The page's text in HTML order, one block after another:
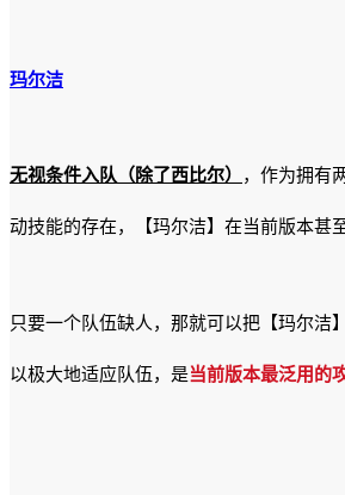
玛尔洁
无视条件入队（除了西比尔） ，作为拥有
动技能的存在，【玛尔洁】在当前版本甚
只要一个队伍缺人，那就可以把【玛尔洁
以极大地适应队伍，是当前版本最泛用的